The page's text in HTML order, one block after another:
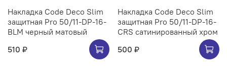
Накладка Code Deco Slim
защитная Pro 50/11-DP-16-
BLM черный матовый
510 ₽
Накладка Code Deco Slim
защитная Pro 50/11-DP-16-
CRS сатинированный хром
500 ₽